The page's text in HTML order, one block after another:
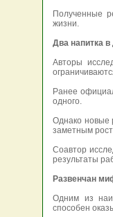
Полученные
жизни.
Два напитка
Авторы
Ранее
одного.
Однако новые
заметным
Соавтор
результаты
Развенчан
Одним из
способен